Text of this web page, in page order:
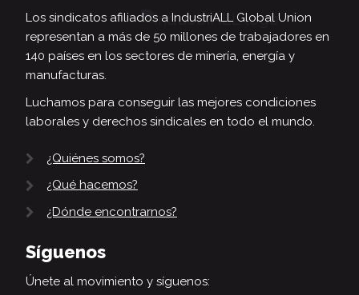
Los sindicatos afiliados a IndustriALL Global Union
representan a más de 50 millones de trabajadores en
140 países en los sectores de minería, energía y
manufacturas.
Luchamos para conseguir las mejores condiciones
laborales y derechos sindicales en todo el mundo.
¿Quiénes somos?
¿Qué hacemos?
¿Dónde encontrarnos?
Síguenos
Únete al movimiento y síguenos: